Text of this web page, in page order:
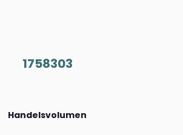
1758303
Handelsvolumen